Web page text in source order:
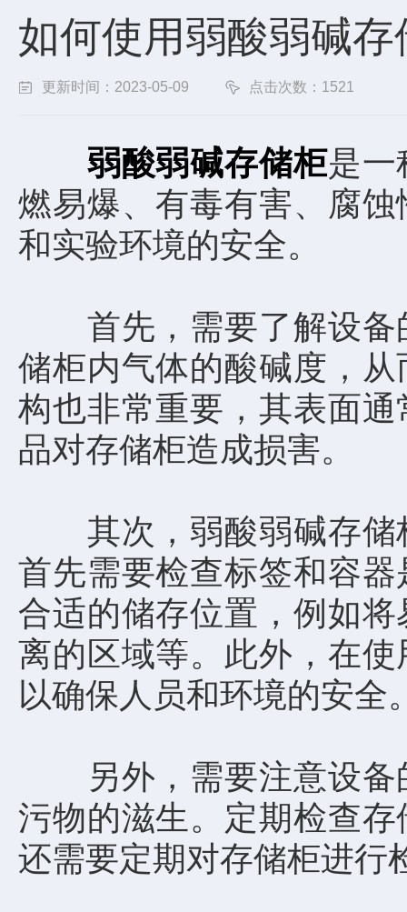
如何使用弱酸弱碱
更新时间：2023-05-09 点击次数：1521
弱酸弱碱存储柜是一
燃易爆、有毒有害、腐
和实验环境的安全。
首先，需要了解设备
储柜内气体的酸碱度，
构也非常重要，其表面
品对存储柜造成损害。
其次，弱酸弱碱存储
首先需要检查标签和容
合适的储存位置，例如
离的区域等。此外，在
以确保人员和环境的安全
另外，需要注意设备
污物的滋生。定期检查
还需要定期对存储柜进行